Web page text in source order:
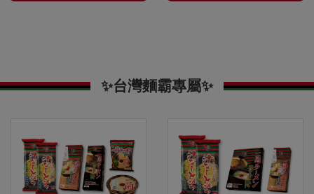
✨台灣麵霸專屬✨